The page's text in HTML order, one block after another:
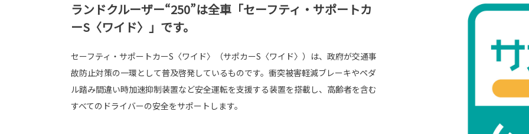
ランドクルーザー“250”は全車「セーフティ・サポートカ
ーS〈ワイド〉」です。
セーフティ・サポートカーS〈ワイド〉（サポカーS〈ワイド〉）は、政府が交通事
故防止対策の一環として普及啓発しているものです。衝突被害軽減ブレーキやペダ
ル踏み間違い時加速抑制装置など安全運転を支援する装置を搭載し、高齢者を含む
すべてのドライバーの安全をサポートします。